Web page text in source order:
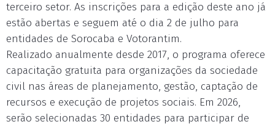
terceiro setor. As inscrições para a edição deste ano já
estão abertas e seguem até o dia 2 de julho para
entidades de Sorocaba e Votorantim.
Realizado anualmente desde 2017, o programa oferece
capacitação gratuita para organizações da sociedade
civil nas áreas de planejamento, gestão, captação de
recursos e execução de projetos sociais. Em 2026,
serão selecionadas 30 entidades para participar de